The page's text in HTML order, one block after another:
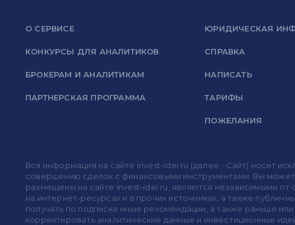
О СЕРВИСЕ
КОНКУРСЫ ДЛЯ АНАЛИТИКОВ
БРОКЕРАМ И АНАЛИТИКАМ
ПАРТНЕРСКАЯ ПРОГРАММА
ЮРИДИЧЕСКАЯ
СПРАВКА
НАПИСАТЬ
ТАРИФЫ
ПОЖЕЛАНИЯ
Вся информация на сайте invest-idei.ru (далее - Сайт) носит
совершению сделок с финансовыми инструментами. Вы
размещены на сайте invest-idei.ru, являются независимыми от
на интернет-ресурсах и в прочих источниках, а также
получать по подписке иные рекомендации, а также раньше
корректировать аналитические данные и инвестиционные